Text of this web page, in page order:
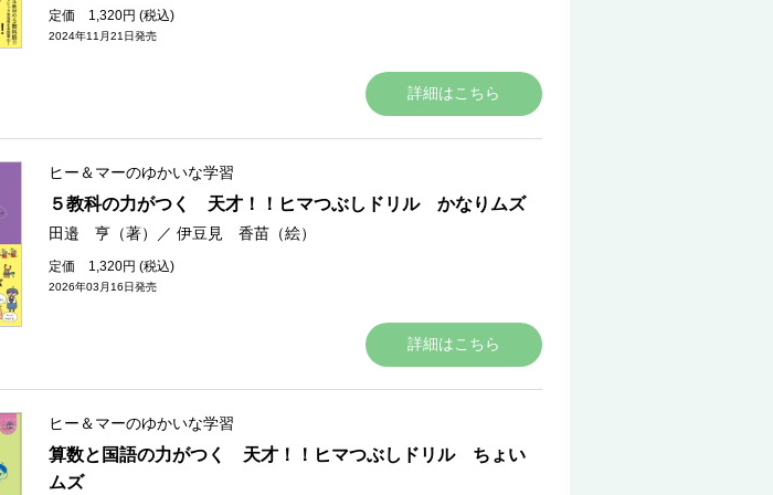
定価 1,320円 (税込)
2024年11月21日発売
詳細はこちら
ヒー＆マーのゆかいな学習
５教科の力がつく 天才！！ヒマつぶしドリル かなりムズ
田邉 亨（著） ／ 伊豆見 香苗（絵）
定価 1,320円 (税込)
2026年03月16日発売
詳細はこちら
ヒー＆マーのゆかいな学習
算数と国語の力がつく 天才！！ヒマつぶしドリル ちょい
ムズ